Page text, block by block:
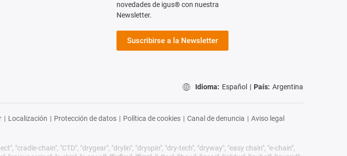
novedades de igus® con nuestra
Newsletter.
Suscribirse a la Newsletter
Idioma: Español | País: Argentina
| Localización | Protección de datos | Política de cookies | Canal de denuncia | Aviso legal
"cradle-chain", "CTD", "drygear", "drylin", "dryspin", "dry-tech", "dryway", "easy chain", "e-chain",